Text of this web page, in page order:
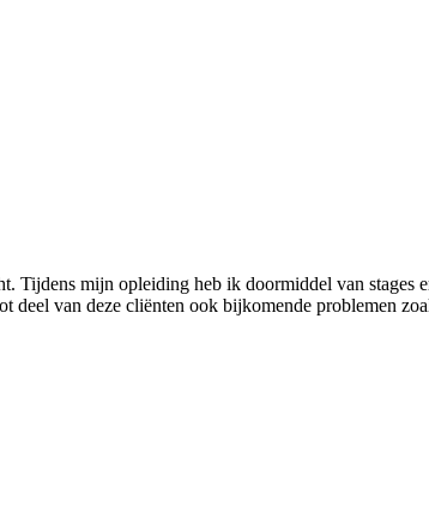
Tijdens mijn opleiding heb ik doormiddel van stages
deel van deze cliënten ook bijkomende problemen